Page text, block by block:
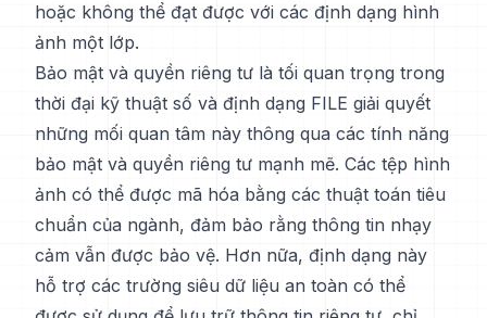
hoặc không thể đạt được với các định dạng hình
ảnh một lớp.
Bảo mật và quyền riêng tư là tối quan trọng trong
thời đại kỹ thuật số và định dạng FILE giải quyết
những mối quan tâm này thông qua các tính năng
bảo mật và quyền riêng tư mạnh mẽ. Các tệp hình
ảnh có thể được mã hóa bằng các thuật toán tiêu
chuẩn của ngành, đảm bảo rằng thông tin nhạy
cảm vẫn được bảo vệ. Hơn nữa, định dạng này
hỗ trợ các trường siêu dữ liệu an toàn có thể